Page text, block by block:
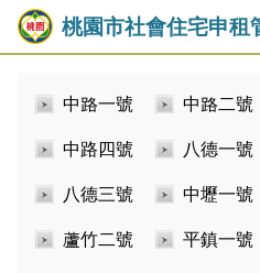
桃園市社會住宅申租
中路一號 中路二號
中路四號 八德一號
八德三號 中壢一號
蘆竹二號 平鎮一號